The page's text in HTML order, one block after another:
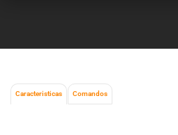
Caracteristicas Comandos